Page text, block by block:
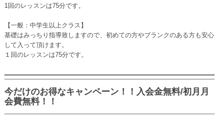
1回のレッスンは75分です。
【一般：中学生以上クラス】
基礎はみっちり指導致しますので、初めての方やブランクのある方も安心
して入って頂けます。
１回のレッスンは75分です。
今だけのお得なキャンペーン！！入会金無料/初月月
会費無料！！